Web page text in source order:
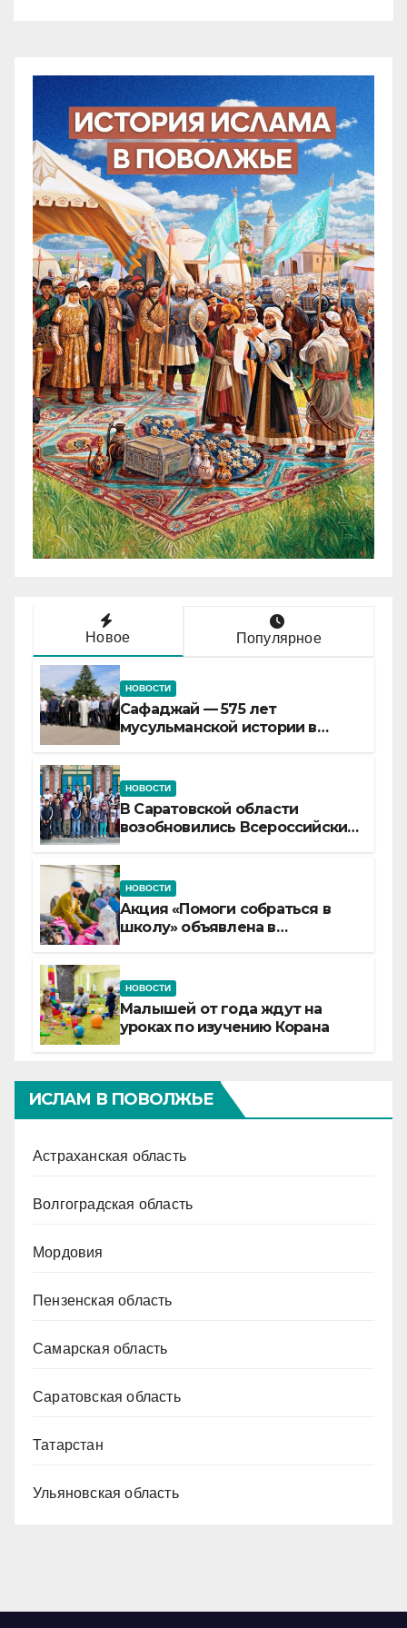
Новое Популярное
НОВОСТИ
Сафаджай — 575 лет
мусульманской истории в
НОВОСТИ
В Саратовской области
возобновились Всероссийские
НОВОСТИ
Акция «Помоги собраться в
школу» объявлена в
НОВОСТИ
Малышей от года ждут на
уроках по изучению Корана
ИСЛАМ В ПОВОЛЖЬЕ
Астраханская область
Волгоградская область
Мордовия
Пензенская область
Самарская область
Саратовская область
Татарстан
Ульяновская область